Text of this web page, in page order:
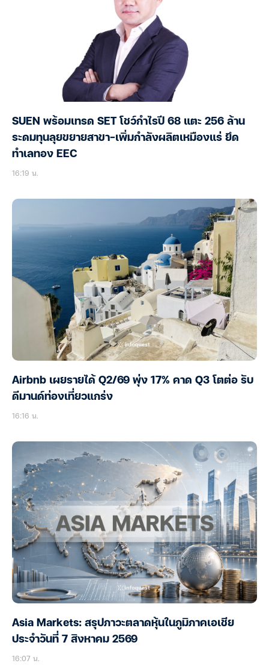
SUEN พร้อมเทรด SET โชว์กำไรปี 68 แตะ 256 ล้าน
ระดมทุนลุยขยายสาขา-เพิ่มกำลังผลิตเหมืองแร่ ยึด
ทำเลทอง EEC
16:19 น.
Airbnb เผยรายได้ Q2/69 พุ่ง 17% คาด Q3 โตต่อ รับ
ดีมานด์ท่องเที่ยวแกร่ง
16:16 น.
Asia Markets: สรุปภาวะตลาดหุ้นในภูมิภาคเอเชีย
ประจำวันที่ 7 สิงหาคม 2569
16:07 น.